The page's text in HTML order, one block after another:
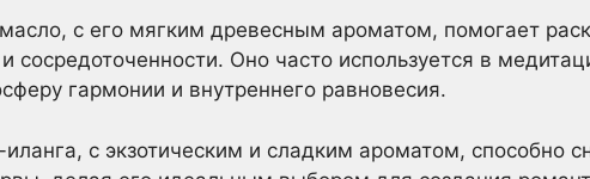
с его мягким древесным ароматом, помогает
сосредоточенности. Оно часто используется в
гармонии и внутреннего равновесия.
с экзотическим и сладким ароматом, способно